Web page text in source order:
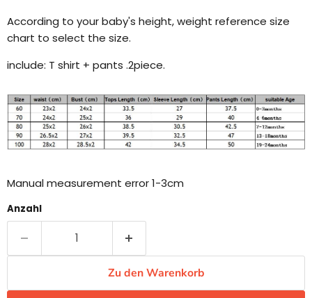
According to your baby's height, weight reference size
chart to select the size.
include: T shirt + pants .2piece.
Manual measurement error 1-3cm
Anzahl
Zu den Warenkorb